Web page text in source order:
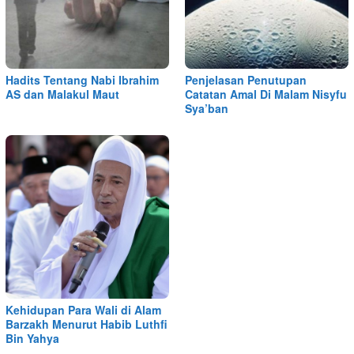
Hadits Tentang Nabi Ibrahim
AS dan Malakul Maut
Penjelasan Penutupan
Catatan Amal Di Malam Nisyfu
Sya’ban
Kehidupan Para Wali di Alam
Barzakh Menurut Habib Luthfi
Bin Yahya